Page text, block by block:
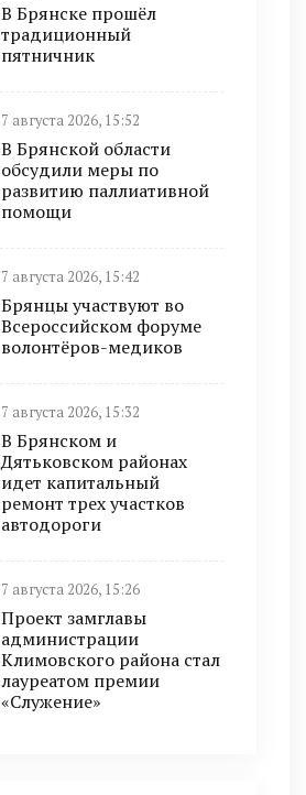
В Брянске прошёл
традиционный
пятничник
7 августа 2026, 15:52
В Брянской области
обсудили меры по
развитию паллиативной
помощи
7 августа 2026, 15:42
Брянцы участвуют во
Всероссийском форуме
волонтёров-медиков
7 августа 2026, 15:32
В Брянском и
Дятьковском районах
идет капитальный
ремонт трех участков
автодороги
7 августа 2026, 15:26
Проект замглавы
администрации
Климовского района стал
лауреатом премии
«Служение»